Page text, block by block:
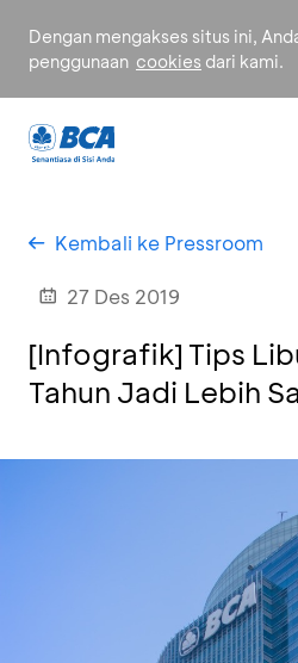
Dengan mengakses situs ini,
penggunaan cookies dari kami.
Kembali ke Pressroom
27 Des 2019
[Infografik] Tips
Tahun Jadi Lebih